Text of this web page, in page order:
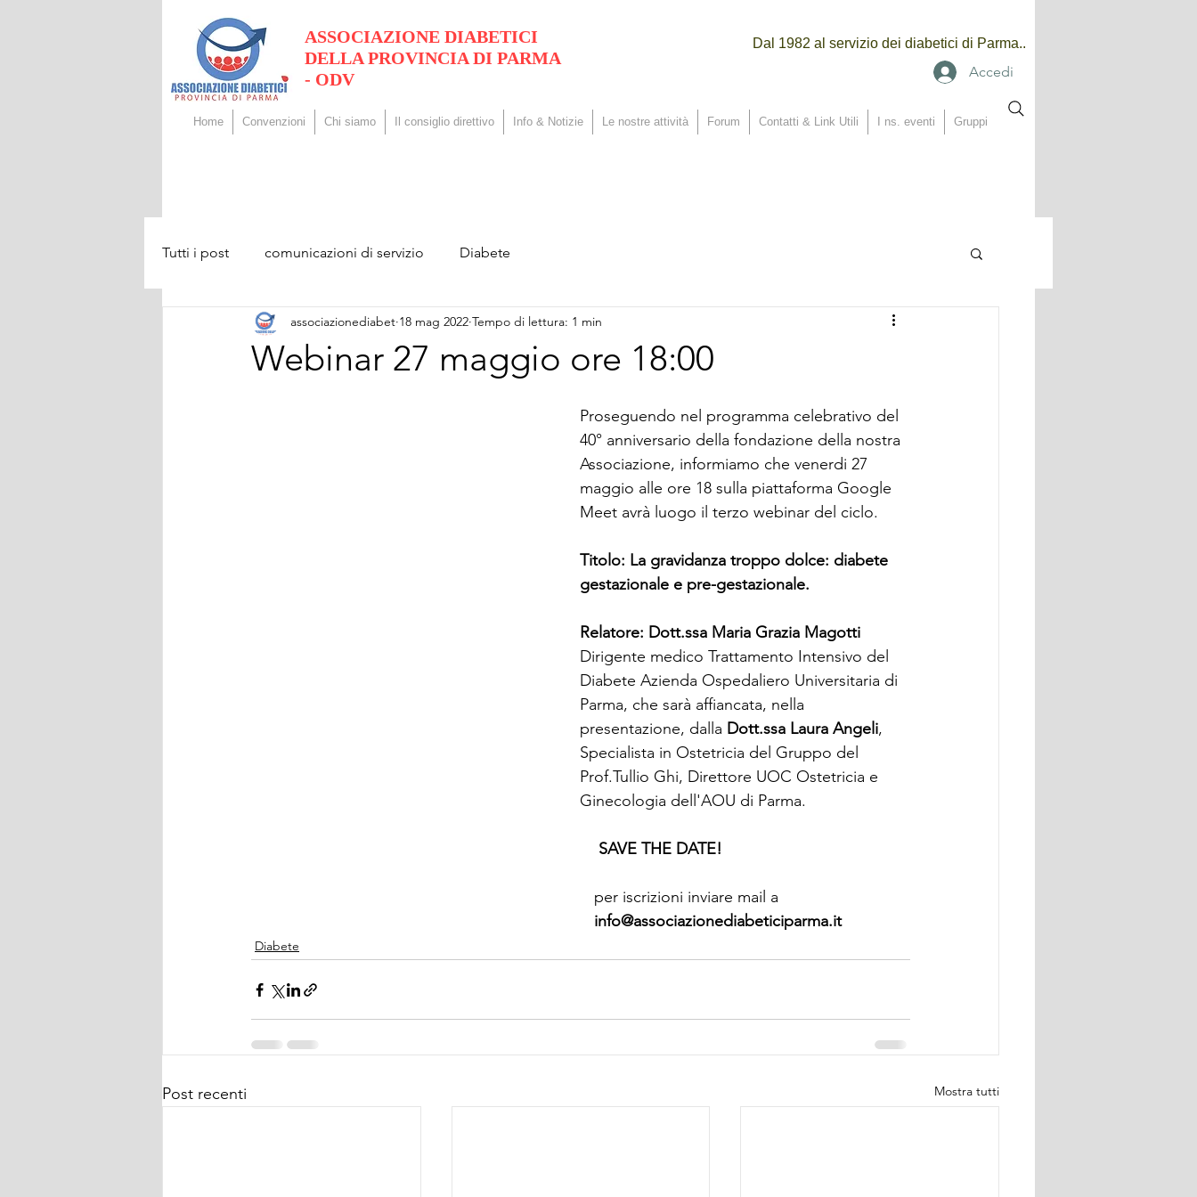
ASSOCIAZIONE DIABETICI
DELLA PROVINCIA DI PARMA
- ODV
Dal 1982 al servizio dei diabetici di Parma..
Accedi
Home Convenzioni Chi siamo Il consiglio direttivo Info & Notizie Le nostre attività Forum Contatti & Link Utili I ns. eventi Gruppi
Tutti i post comunicazioni di servizio Diabete
Webinar 27 maggio ore 18:00
associazionediabet 18 mag 2022 Tempo di lettura: 1 min
Proseguendo nel programma celebrativo del
40° anniversario della fondazione della nostra
Associazione, informiamo che venerdi 27
maggio alle ore 18 sulla piattaforma Google
Meet avrà luogo il terzo webinar del ciclo.
Titolo: La gravidanza troppo dolce: diabete
gestazionale e pre-gestazionale.
Relatore: Dott.ssa Maria Grazia Magotti
Dirigente medico Trattamento Intensivo del
Diabete Azienda Ospedaliero Universitaria di
Parma, che sarà affiancata, nella
presentazione, dalla Dott.ssa Laura Angeli,
Specialista in Ostetricia del Gruppo del
Prof.Tullio Ghi, Direttore UOC Ostetricia e
Ginecologia dell'AOU di Parma.
SAVE THE DATE!
   per iscrizioni inviare mail a
     info@associazionediabeticiparma.it
Diabete
Post recenti Mostra tutti